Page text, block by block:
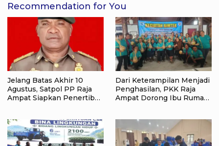
Recommendation for You
Jelang Batas Akhir 10
Agustus, Satpol PP Raja
Ampat Siapkan Penertiban
Dari Keterampilan Menjadi
Penghasilan, PKK Raja
Ampat Dorong Ibu Rumah